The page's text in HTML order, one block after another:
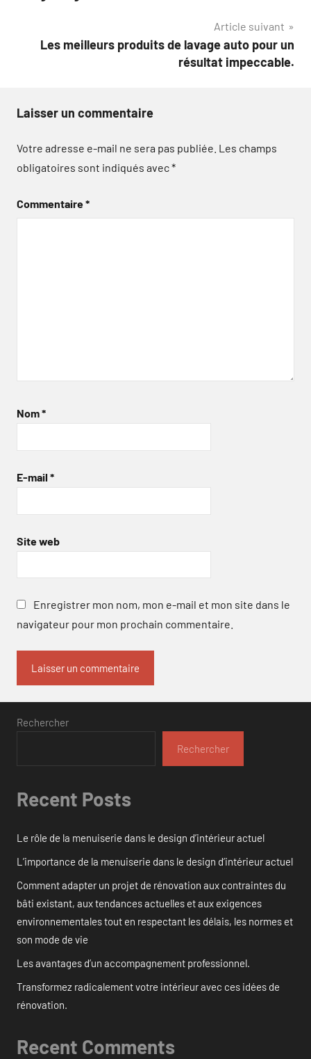
Article suivant
Les meilleurs produits de lavage auto pour un
résultat impeccable.
Laisser un commentaire
Votre adresse e-mail ne sera pas publiée. Les champs
obligatoires sont indiqués avec*
Commentaire*
Nom*
E-mail *
Site web
Enregistrer mon nom, mon e-mail et mon site dans le
navigateur pour mon prochain commentaire.
Rechercher
Rechercher
Recent Posts
Le rôle de la menuiserie dans le design d’intérieur actuel
L’importance de la menuiserie dans le design d’intérieur actuel
Comment adapter un projet de rénovation aux contraintes du
bâti existant, aux tendances actuelles et aux exigences
environnementales tout en respectant les délais, les normes et
son mode de vie
Les avantages d’un accompagnement professionnel.
Transformez radicalement votre intérieur avec ces idées de
rénovation.
Recent Comments